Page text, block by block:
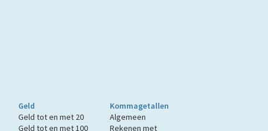
Geld
Geld tot en met 20
Geld tot en met 100
Kommagetallen
Algemeen
Rekenen met